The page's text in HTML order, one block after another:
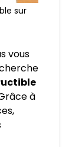
sur
vous
à